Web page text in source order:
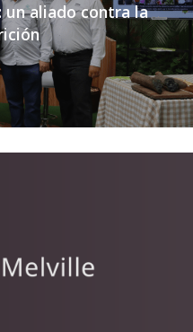
un aliado contra la